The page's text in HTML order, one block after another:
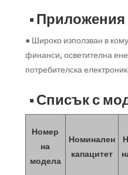
■ Приложения
● Широко използван в
финанси, осветителна
потребителска
■ Списък с
Номер
на
модела
Номинален
капацитет